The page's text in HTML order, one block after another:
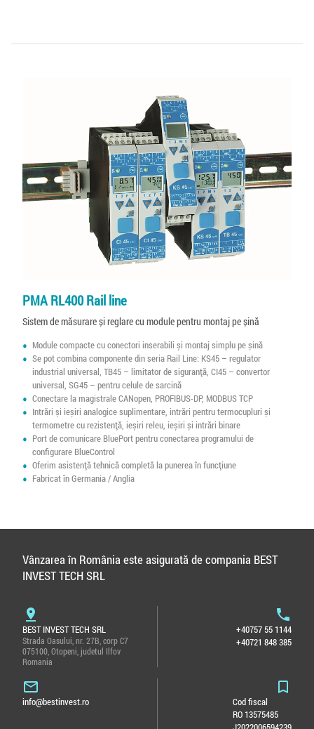
PMA RL400 Rail line
Sistem de măsurare și reglare cu module pentru montaj pe șină
Module compacte cu conectori inserabili și montaj simplu pe șină
Se pot combina componente din seria Rail Line: KS45 – regulator
industrial universal, TB45 – limitator de siguranță, CI45 – convertor
universal, SG45 – pentru celule de sarcină
Conectare la magistrale CANopen, PROFIBUS-DP, MODBUS TCP
Intrări și ieșiri analogice suplimentare, intrări pentru termocupluri și
termometre cu rezistență, ieșiri releu, ieșiri și intrări binare
Port de comunicare BluePort pentru conectarea programului de
configurare BlueControl
Oferim asistență tehnică completă la punerea în funcțiune
Fabricat în Germania / Anglia
Vânzarea în România este asigurată de compania BEST
INVEST TECH SRL
pin_drop
BEST INVEST TECH SRL
Strada Oasului, nr. 27B, corp C7
075100, Otopeni, judetul Ilfov
Romania
phone
+40757 55 1144
+40721 848 385
mail_outline
info@bestinvest.ro
bookmark_border
Cod fiscal
RO 13575485